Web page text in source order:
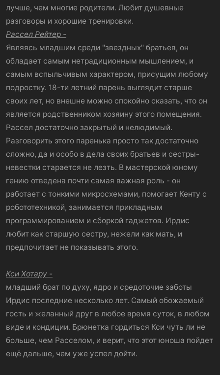
лучше, чем многие родители. Любит душевные
разговоры и хорошие тренировки.
Рассел Рейтер -
Являясь младшим среди "звездных" братьев, он
обладает самым нетрадиционным мышлением, и
самым вспыльчивым характером, присущим любому
подростку. 18-ти летний парень выглядит старше
своих лет, но внешне можно спокойно сказать, что он
является родственником хозяину этого помещения.
Рассел достаточно закрытый и нелюдимый.
Разговорить этого паренька просто так достаточно
сложно, да и особо в дела своих братьев и сестры-
невестки старается не лезть. В мастерской юному
гению отведена почти самая важная роль - он
работает с тонкими микросхемами, помогает Кенту с
робототехникой, занимается прикладным
программированием и сборкой гаджетов. Ирдис
любит как старшую сестру, нежели как мать, и
предпочитает не показывать этого.
Кси Хотару -
младший брат по духу, ядро и средоточие заботы
Ирдис последние несколько лет. Самый обожаемый
гость и желанный друг в любое время суток, в любом
виде и кондиции. Брюнетка гордиться Кси чуть ли не
больше, чем Расселом, и верит, что этот юноша пойдет
ещё дальше, чем уже успел дойти.